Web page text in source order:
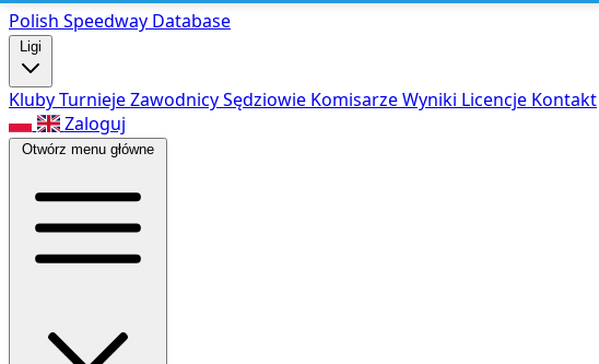
Polish Speedway Database
Ligi
KlubyTurniejeZawodnicySędziowie KomisarzeWyniki Licencje Kontakt
Zaloguj
Otwórz menu główne